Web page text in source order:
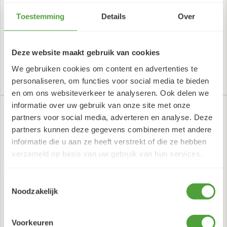
Toestemming Details Over
Deze website maakt gebruik van cookies
We gebruiken cookies om content en advertenties te
personaliseren, om functies voor social media te bieden
en om ons websiteverkeer te analyseren. Ook delen we
informatie over uw gebruik van onze site met onze
partners voor social media, adverteren en analyse. Deze
partners kunnen deze gegevens combineren met andere
informatie die u aan ze heeft verstrekt of die ze hebben
verzameld op basis van uw gebruik van hun services.
Noodzakelijk
Voorkeuren
Amsterdam Acryl Marker
70 4,00 (incl. BTW)
Aantal
+
1
-Min
1
BESTEL
Amsterdam Acryl Marker
4,70 4,00
Aantal
1
-Min
1
BESTEL
Quinacridoneroze licht
Naftolrooddonker